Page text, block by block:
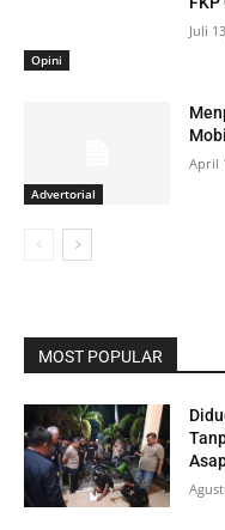
Opini
Juli
Advertorial
April
MOST POPULAR